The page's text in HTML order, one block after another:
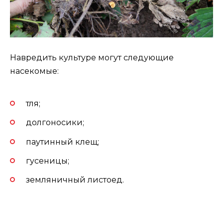
Навредить культуре могут следующие
насекомые:
тля;
долгоносики;
паутинный клещ;
гусеницы;
земляничный листоед.